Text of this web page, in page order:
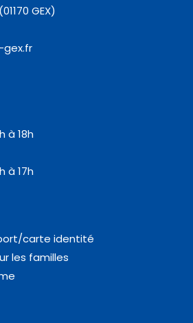
GEX)
gex.fr
à 18h
à 17h
carte identité
les familles